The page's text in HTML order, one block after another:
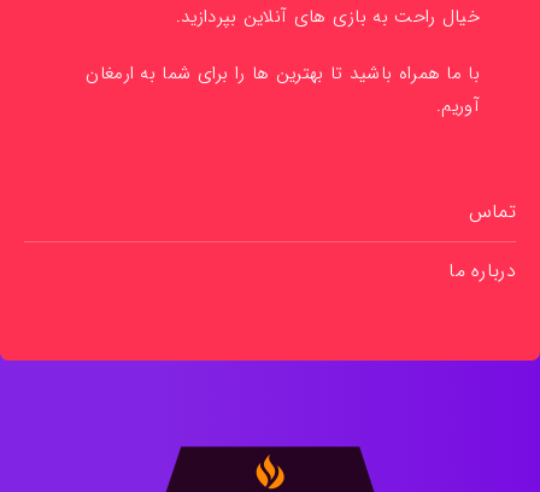
خیال راحت به بازی های آنلاین بپردازید.
با ما همراه باشید تا بهترین ها را برای شما به ارمغان
آوریم.
تماس
درباره ما